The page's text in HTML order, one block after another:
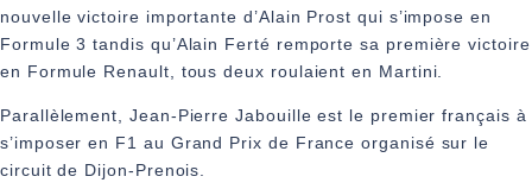
nouvelle victoire importante d’Alain Prost qui s’impose en
Formule 3 tandis qu’Alain Ferté remporte sa première victoire
en Formule Renault, tous deux roulaient en Martini.
Parallèlement, Jean‑Pierre Jabouille est le premier français à
s’imposer en F1 au Grand Prix de France organisé sur le
circuit de Dijon-Prenois.